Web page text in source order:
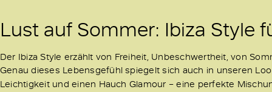
Lust auf Sommer: Ibiza Style
Der Ibiza Style erzählt von Freiheit, Unbeschwertheit, von
Genau dieses Lebensgefühl spiegelt sich auch in unseren
Leichtigkeit und einen Hauch Glamour – eine perfekte